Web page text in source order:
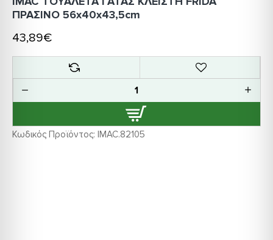
Κωδικός Προϊόντος: IMAC.82105
ΠΡΑΣΙΝΟ 56x40x43,5cm
43,89€